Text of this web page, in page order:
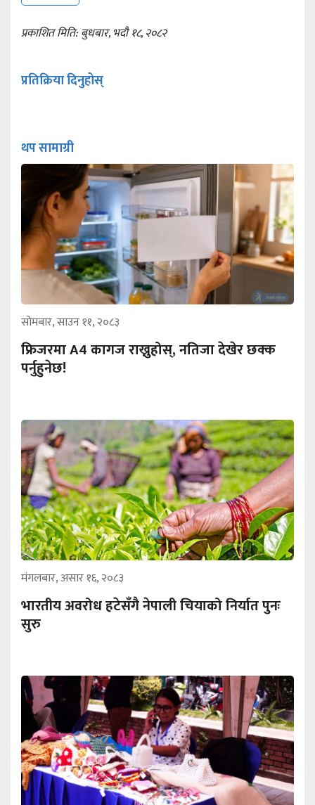
प्रकाशित मिति: बुधबार, भदौ १८, २०८२
प्रतिक्रिया दिनुहोस्
थप सामाग्री
सोमबार, साउन ११, २०८३
फ्रिजरमा A4 कागज राख्नुहोस्, नतिजा देखेर छक्क
पर्नुहुनेछ!
मंगलबार, असार १६, २०८३
भारतीय अवरोध हटेसँगै नेपाली चियाको निर्यात पुनः
सुरु